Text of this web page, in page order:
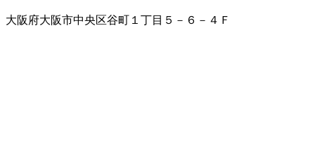
大阪府大阪市中央区谷町１丁目５－６－４Ｆ